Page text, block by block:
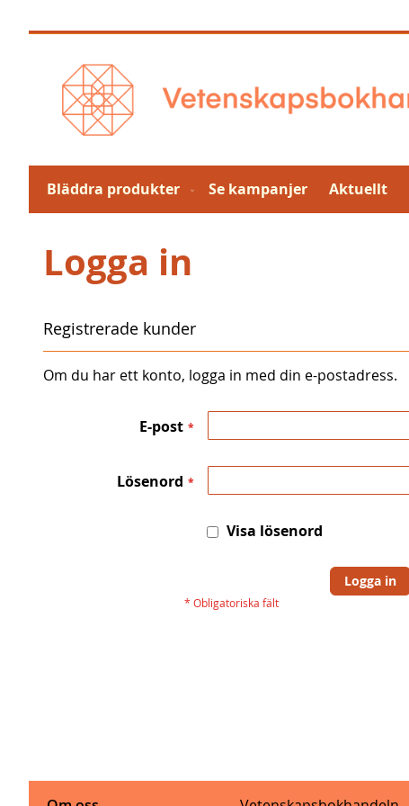
till
Bläddra produkter Se kampanjer Aktuellt
Logga in
Registrerade kunder
Om du har ett konto, logga in med din e-postadress.
E-post
Lösenord
Visa lösenord
Logga in